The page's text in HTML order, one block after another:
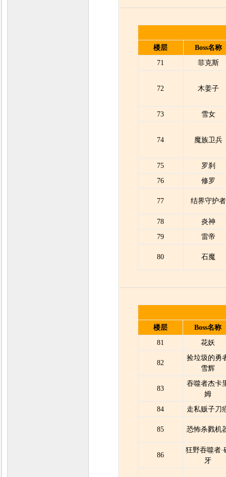
楼层
Boss名称
71
菲克斯
72 木姜子
73 雪女
74 魔族卫兵
75
罗刹
76
修罗
77 结界守护者
78
炎神
79
雷帝
80 石魔
楼层
Boss名称
81
花妖
82
捡垃圾的勇
雪辉
83
吞噬者杰卡
姆
84
走私贩子刀
85 恐怖杀戮机
86
狂野吞噬者·
牙